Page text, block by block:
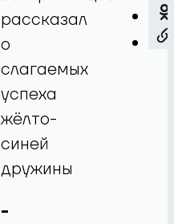
рассказал
о
слагаемых
успеха
жёлто-
синей
дружины
-